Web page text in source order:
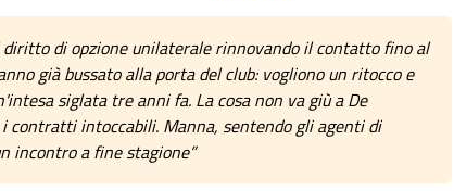
diritto di opzione unilaterale rinnovando il contatto fino al
già bussato alla porta del club: vogliono un ritocco e
siglata tre anni fa. La cosa non va giù a De
contratti intoccabili. Manna, sentendo gli agenti di
incontro a fine stagione”